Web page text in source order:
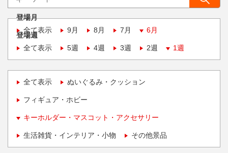
登場月
全て表示
9月 8月 7月 6月
登場週
全て表示
5週 4週 3週 2週 1週
全て表示 ぬいぐるみ・クッション
フィギュア・ホビー
キーホルダー・マスコット・アクセサリー
生活雑貨・インテリア・小物 その他景品